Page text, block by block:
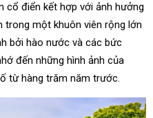
cổ điển kết hợp với ảnh hưởng
trong một khuôn viên rộng lớn
bởi hào nước và các bức
đến những hình ảnh của
từ hàng trăm năm trước.